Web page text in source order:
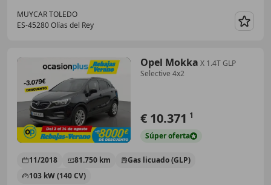
MUYCAR TOLEDO
ES-45280 Olías del Rey
Opel Mokka X 1.4T GLP
Selective 4x2
€ 10.371 1
Súperoferta
11/2018 81.750 km
Gas licuado (GLP)
103 kW (140 CV)